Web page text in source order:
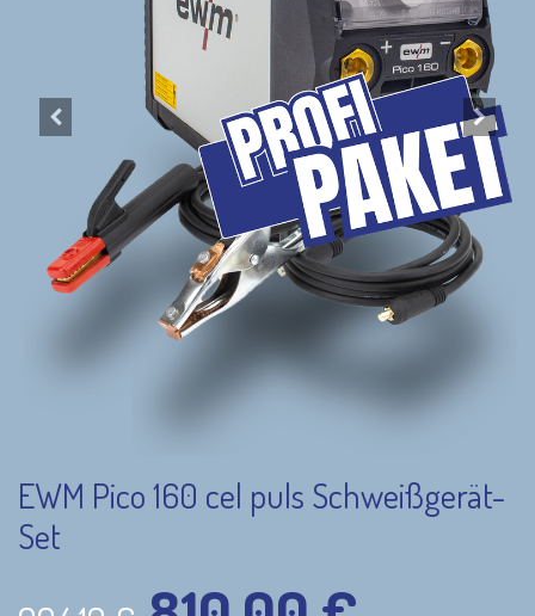
EWM Pico 160 cel puls Schweißgerät-
Set